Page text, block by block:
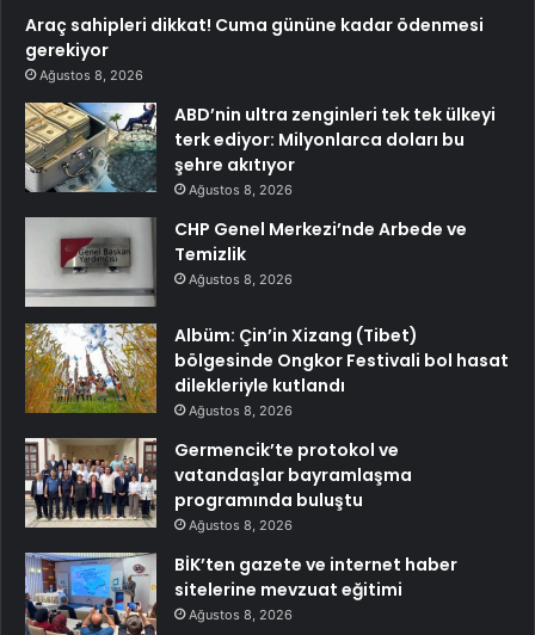
Araç sahipleri dikkat! Cuma gününe kadar ödenmesi
gerekiyor
Ağustos 8, 2026
ABD’nin ultra zenginleri tek tek ülkeyi
terk ediyor: Milyonlarca doları bu
şehre akıtıyor
Ağustos 8, 2026
CHP Genel Merkezi’nde Arbede ve
Temizlik
Ağustos 8, 2026
Albüm: Çin’in Xizang (Tibet)
bölgesinde Ongkor Festivali bol hasat
dilekleriyle kutlandı
Ağustos 8, 2026
Germencik’te protokol ve
vatandaşlar bayramlaşma
programında buluştu
Ağustos 8, 2026
BİK’ten gazete ve internet haber
sitelerine mevzuat eğitimi
Ağustos 8, 2026